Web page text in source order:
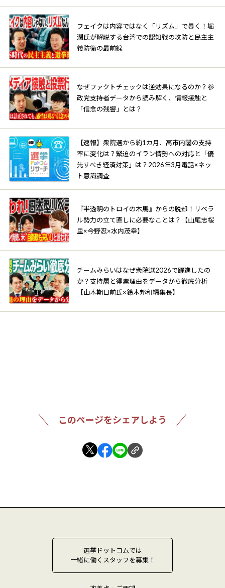
フェイクは内容ではなく「リズム」で暴く！堀
潤氏が解説する台湾での認知戦の攻防と民主主
義防衛の最前線
なぜファクトチェックは逆効果になるのか？参
政党支持者データから読み解く、情報接触と
「信念の残響」とは？
【速報】衆院選から約1カ月、高市内閣の支持
率に変化は？緊迫のイラン情勢への対応と「優
先すべき経済対策」は？2026年3月電話×ネッ
ト意識調査
『半透明のトロイの木馬』からの脱却！リベラ
ル勢力の立て直しに必要なことは？【山尾志桜
里×今野忍×水内茂幸】
チームみらいはなぜ衆院選2026で躍進したの
か？支持層と得票理由をデータから徹底分析
【山本期日前氏×鈴木邦和編集長】
このページをシェアしよう
選挙ドットコムでは
一緒に働くスタッフを募集！